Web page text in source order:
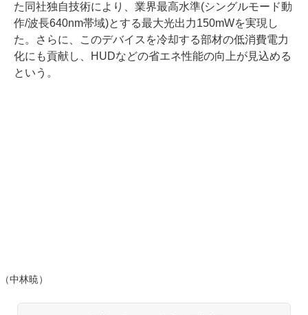
た同社独自技術により、業界最高水準(シングルモード動
作/波長640nm帯域)とする最大光出力150mWを実現し
た。さらに、このデバイスを冷却する部材の低消費電力
化にも貢献し、HUDなどの省エネ性能の向上が見込める
という。
（中林暁）